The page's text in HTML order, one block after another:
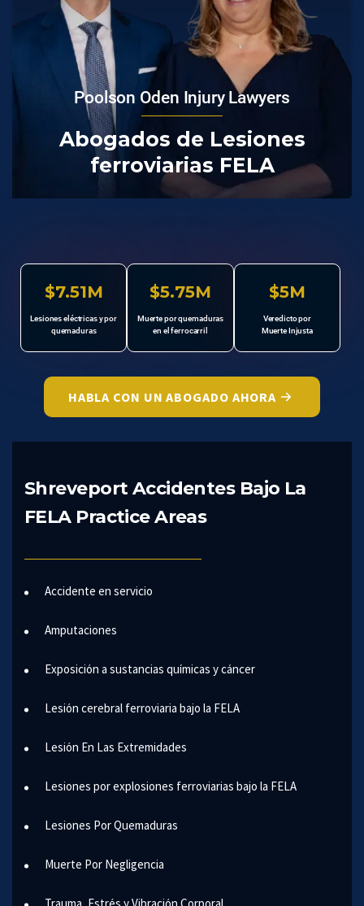
Poolson Oden Injury Lawyers
Abogados de Lesiones
ferroviarias FELA
$7.51M
Lesiones eléctricas y por
quemaduras
$5.75M
Muerte por quemaduras
en el ferrocarril
$5M
Veredicto por
Muerte Injusta
HABLA CON UN ABOGADO AHORA
Shreveport Accidentes Bajo La
FELA Practice Areas
Accidente en servicio
Amputaciones
Exposición a sustancias químicas y cáncer
Lesión cerebral ferroviaria bajo la FELA
Lesión En Las Extremidades
Lesiones por explosiones ferroviarias bajo la FELA
Lesiones Por Quemaduras
Muerte Por Negligencia